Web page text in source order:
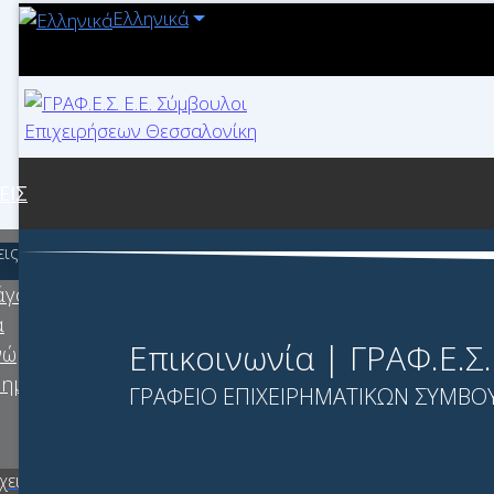
Ελληνικά
Χρηματοδότησης
στην
2021-
Επικοινωνία |
ΓΡΑΦΕΙΟ ΕΠΙΧΕΙΡΗΜΑΤΙΚΩΝ